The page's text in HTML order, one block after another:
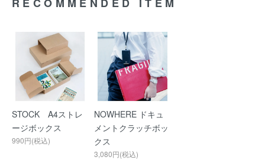
STOCK A4ストレ
ージボックス
990円(税込)
NOWHERE ドキュ
メントクラッチボッ
クス
3,080円(税込)